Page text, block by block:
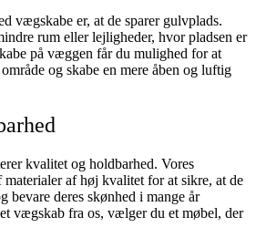
vægskabe er, at de sparer gulvplads.
rum eller lejligheder, hvor pladsen er
på væggen får du mulighed for at
og skabe en mere åben og luftig
kvalitet og holdbarhed. Vores
af høj kvalitet for at sikre, at de
bevare deres skønhed i mange år
vægskab fra os, vælger du et møbel, der